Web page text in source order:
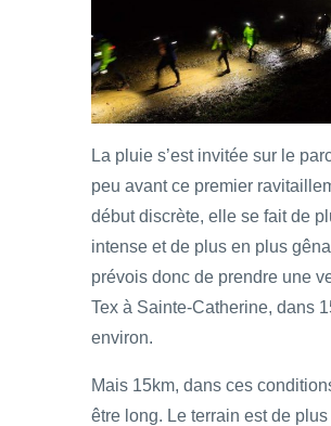
La pluie s’est invitée sur le
peu avant ce premier
début discrète, elle se fait de
intense et de plus en plus
prévois donc de prendre une
Tex à Sainte-Catherine, dans
environ.
Mais 15km, dans ces
être long. Le terrain est de